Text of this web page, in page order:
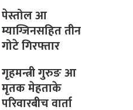
पेस्तोल आ
म्याग्जिनसहित तीन
गोटे गिरफ्तार
गृहमन्त्री गुरुङ आ
मृतक मेहताके
परिवारबीच वार्ता